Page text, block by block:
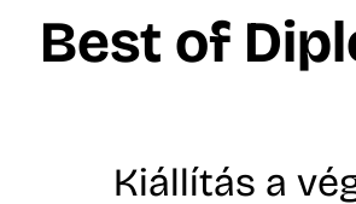
Best of
Kiállítás a